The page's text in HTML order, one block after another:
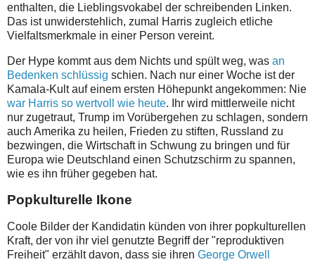
enthalten, die Lieblingsvokabel der schreibenden Linken.
Das ist unwiderstehlich, zumal Harris zugleich etliche
Vielfaltsmerkmale in einer Person vereint.
Der Hype kommt aus dem Nichts und spült weg, was an
Bedenken schlüssig schien. Nach nur einer Woche ist der
Kamala-Kult auf einem ersten Höhepunkt angekommen: Nie
war Harris so wertvoll wie heute. Ihr wird mittlerweile nicht
nur zugetraut, Trump im Vorübergehen zu schlagen, sondern
auch Amerika zu heilen, Frieden zu stiften, Russland zu
bezwingen, die Wirtschaft in Schwung zu bringen und für
Europa wie Deutschland einen Schutzschirm zu spannen,
wie es ihn früher gegeben hat.
Popkulturelle Ikone
Coole Bilder der Kandidatin künden von ihrer popkulturellen
Kraft, der von ihr viel genutzte Begriff der "reproduktiven
Freiheit" erzählt davon, dass sie ihren George Orwell